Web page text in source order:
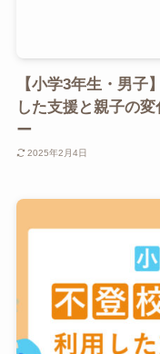
【小学3年生・男子
した支援と親子の
ー
2025年2月4日